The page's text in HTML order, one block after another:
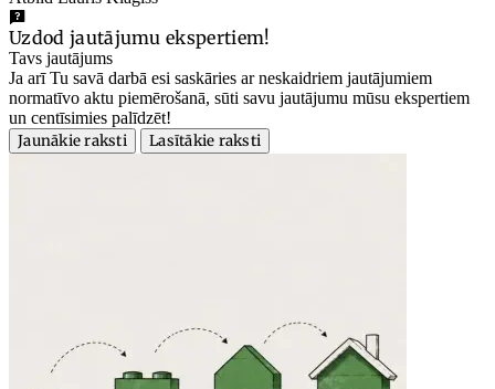
Uzdod jautājumu ekspertiem!
Tavs jautājums
Ja arī Tu savā darbā esi saskāries ar neskaidriem jautājumiem
normatīvo aktu piemērošanā, sūti savu jautājumu mūsu ekspertiem
un centīsimies palīdzēt!
Jaunākie raksti
Lasītākie raksti